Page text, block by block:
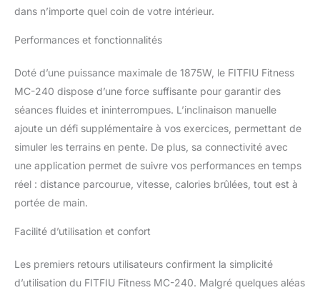
dans n’importe quel coin de votre intérieur.
Performances et fonctionnalités
Doté d’une puissance maximale de 1875W, le FITFIU Fitness
MC-240 dispose d’une force suffisante pour garantir des
séances fluides et ininterrompues. L’inclinaison manuelle
ajoute un défi supplémentaire à vos exercices, permettant de
simuler les terrains en pente. De plus, sa connectivité avec
une application permet de suivre vos performances en temps
réel : distance parcourue, vitesse, calories brûlées, tout est à
portée de main.
Facilité d’utilisation et confort
Les premiers retours utilisateurs confirment la simplicité
d’utilisation du FITFIU Fitness MC-240. Malgré quelques aléas